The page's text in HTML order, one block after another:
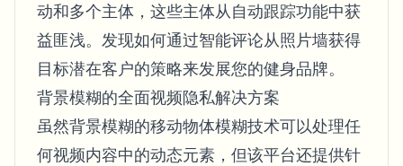
动和多个主体，这些主体从自动跟踪功能中获
益匪浅。发现如何通过智能评论从照片墙获得
目标潜在客户的策略来发展您的健身品牌。
背景模糊的全面视频隐私解决方案
虽然背景模糊的移动物体模糊技术可以处理任
何视频内容中的动态元素，但该平台还提供针